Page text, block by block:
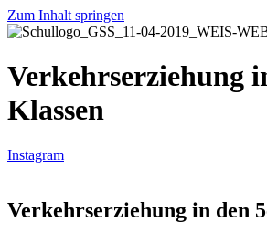
Zum Inhalt springen
Verkehrserziehung
Klassen
Instagram
Verkehrserziehung in den